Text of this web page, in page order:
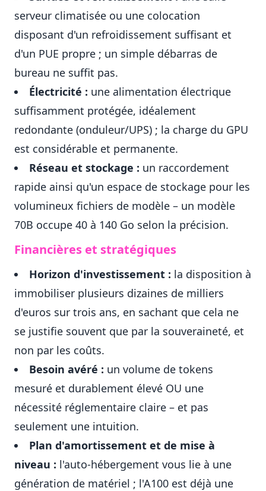
serveur climatisée ou une colocation
disposant d'un refroidissement suffisant et
d'un PUE propre ; un simple débarras de
bureau ne suffit pas.
Électricité : une alimentation électrique
suffisamment protégée, idéalement
redondante (onduleur/UPS) ; la charge du GPU
est considérable et permanente.
Réseau et stockage : un raccordement
rapide ainsi qu'un espace de stockage pour les
volumineux fichiers de modèle – un modèle
70B occupe 40 à 140 Go selon la précision.
Financières et stratégiques
Horizon d'investissement : la disposition à
immobiliser plusieurs dizaines de milliers
d'euros sur trois ans, en sachant que cela ne
se justifie souvent que par la souveraineté, et
non par les coûts.
Besoin avéré : un volume de tokens
mesuré et durablement élevé OU une
nécessité réglementaire claire – et pas
seulement une intuition.
Plan d'amortissement et de mise à
niveau : l'auto-hébergement vous lie à une
génération de matériel ; l'A100 est déjà une